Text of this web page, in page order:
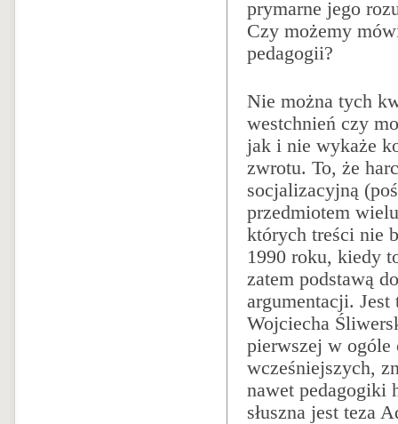
prymarne jego
Czy możemy
pedagogii?
Nie można tych
westchnień czy
jak i nie wykaże
zwrotu. To, że
socjalizacyjną
przedmiotem
których treści nie
1990 roku, kiedy
zatem podstawą
argumentacji.
Wojciecha
pierwszej w ogóle
wcześniejszych,
nawet pedagogiki
słuszna jest teza